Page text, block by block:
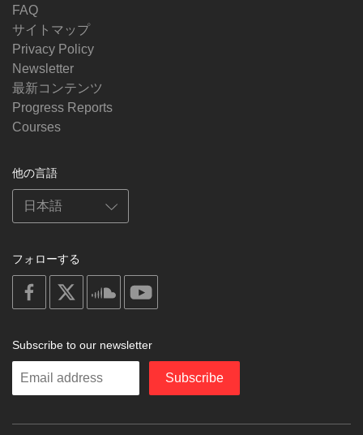
FAQ
サイトマップ
Privacy Policy
Newsletter
最新コンテンツ
Progress Reports
Courses
他の言語
フォローする
on
facebook
soundcloud
Subscribe to our newsletter
Enter
Subscribe